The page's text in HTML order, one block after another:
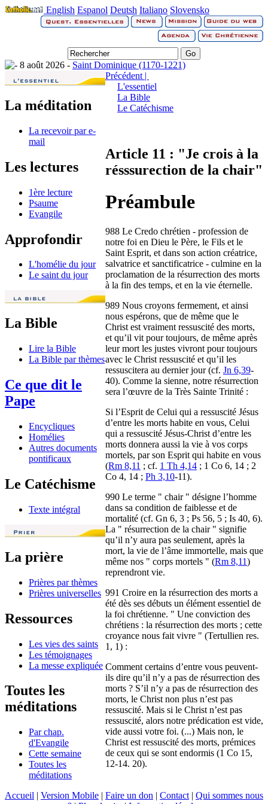
English Espanol Deutsh Italiano Slovensko
8 août 2026 - Saint Dominique (1170-1221)
La méditation
La recevoir par e-
mail
Les lectures
1ère lecture
Psaume
Evangile
Approfondir
L'homélie du jour
Le saint du jour
La Bible
Lire la Bible
La Bible par thèmes
Ce que dit le
Pape
Encycliques
Homélies
Autres documents
pontificaux
Le Catéchisme
Texte intégral
La prière
Prières par thèmes
Prières universelles
Ressources
Les vies des saints
Les témoignages
La messe expliquée
Toutes les
méditations
Par chap.
d'Evangile
Cette semaine
Toutes les
méditations
Précédent |
L'essentiel
La Bible
Le Catéchisme
Article 11 : "Je crois à la
résssurection de la chair"
Préambule
988 Le Credo chrétien - profession de
notre foi en Dieu le Père, le Fils et le
Saint Esprit, et dans son action créatrice,
salvatrice et sanctificatrice - culmine en la
proclamation de la résurrection des morts
à la fin des temps, et en la vie éternelle.
989 Nous croyons fermement, et ainsi
nous espérons, que de même que le
Christ est vraiment ressuscité des morts,
et qu’il vit pour toujours, de même après
leur mort les justes vivront pour toujours
avec le Christ ressuscité et qu’il les
ressuscitera au dernier jour (cf. Jn 6,39-
40). Comme la sienne, notre résurrection
sera l’œuvre de la Très Sainte Trinité :
Si l’Esprit de Celui qui a ressuscité Jésus
d’entre les morts habite en vous, Celui
qui a ressuscité Jésus-Christ d’entre les
morts donnera aussi la vie à vos corps
mortels, par son Esprit qui habite en vous
(Rm 8,11 ; cf. 1 Th 4,14 ; 1 Co 6, 14 ; 2
Co 4, 14 ; Ph 3,10-11).
990 Le terme " chair " désigne l’homme
dans sa condition de faiblesse et de
mortalité (cf. Gn 6, 3 ; Ps 56, 5 ; Is 40, 6).
La " résurrection de la chair " signifie
qu’il n’y aura pas seulement, après la
mort, la vie de l’âme immortelle, mais que
même nos " corps mortels " (Rm 8,11)
reprendront vie.
991 Croire en la résurrection des morts a
été dès ses débuts un élément essentiel de
la foi chrétienne. " Une conviction des
chrétiens : la résurrection des morts ; cette
croyance nous fait vivre " (Tertullien res.
1, 1) :
Comment certains d’entre vous peuvent-
ils dire qu’il n’y a pas de résurrection des
morts ? S’il n’y a pas de résurrection des
morts, le Christ non plus n’est pas
ressuscité. Mais si le Christ n’est pas
ressuscité, alors notre prédication est vide,
vide aussi votre foi. (...) Mais non, le
Christ est ressuscité des morts, prémices
de ceux qui se sont endormis (1 Co 15,
12-14. 20).
Accueil | Version Mobile | Faire un don | Contact | Qui sommes nous